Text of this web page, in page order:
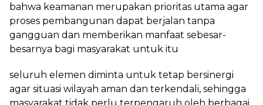
bahwa keamanan merupakan prioritas utama agar
proses pembangunan dapat berjalan tanpa
gangguan dan memberikan manfaat sebesar-
besarnya bagi masyarakat untuk itu
seluruh elemen diminta untuk tetap bersinergi
agar situasi wilayah aman dan terkendali, sehingga